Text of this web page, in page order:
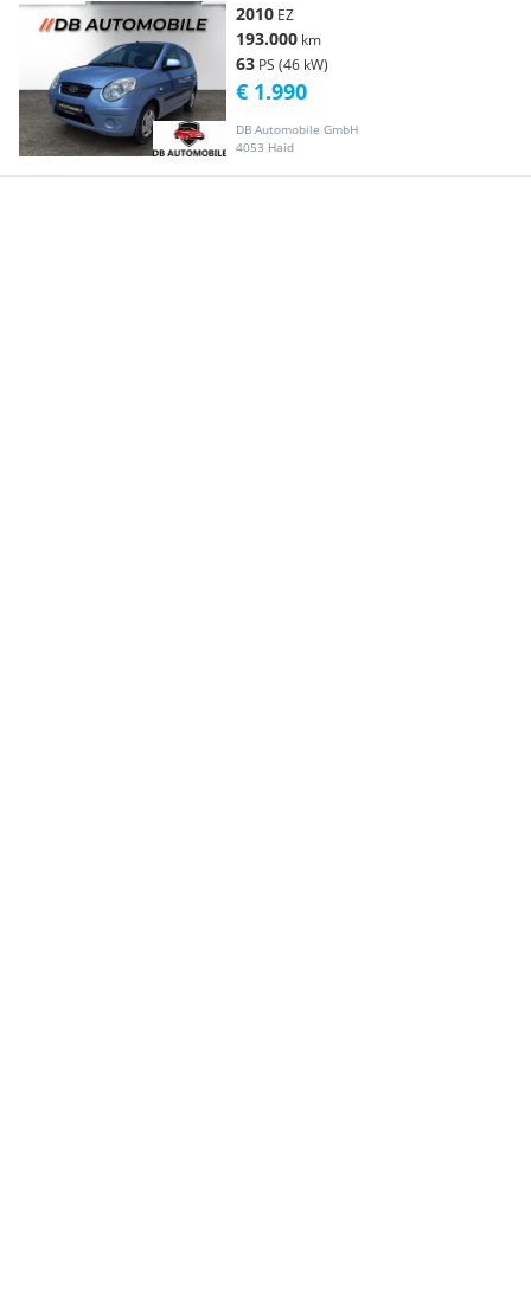
2010 EZ
193.000 km
63 PS (46 kW)
DB Automobile GmbH
4053 Haid
€ 1.990